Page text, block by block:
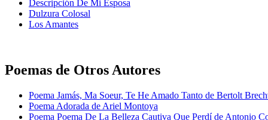
Descripción De Mi Esposa
Dulzura Colosal
Los Amantes
Poemas de Otros Autores
Poema Jamás, Ma Soeur, Te He Amado Tanto de Bertolt
Poema Adorada de Ariel Montoya
Poema Poema De La Belleza Cautiva Que Perdí de Antonio